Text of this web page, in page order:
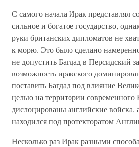
С самого начала Ирак представлял
сильное и богатое государство,
руки британских дипломатов не
к морю. Это было сделано
не допустить Багдад в Персидский
возможность иракского
поставить Багдад под влияние
целью на территории современного
дислоцированы английские войска,
находился под протекторатом
Несколько раз Ирак разными